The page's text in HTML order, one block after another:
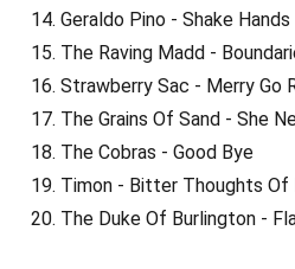
Geraldo Pino - Shake Hands
The Raving Madd -
Strawberry Sac - Merry Go
The Grains Of Sand - She
The Cobras - Good Bye
Timon - Bitter Thoughts
The Duke Of Burlington -